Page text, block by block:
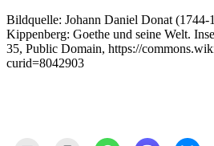
Bildquelle: Johann Daniel Donat (1744-
Kippenberg: Goethe und seine Welt.
35, Public Domain, https://
curid=8042903